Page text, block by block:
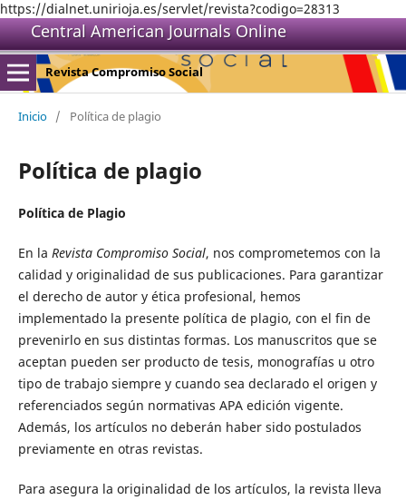
https://dialnet.unirioja.es/servlet/revista?codigo=28313
Central American Journals Online
Revista Compromiso Social
Inicio / Política de plagio
Política de plagio
Política de Plagio
En la Revista Compromiso Social, nos comprometemos con la
calidad y originalidad de sus publicaciones. Para garantizar
el derecho de autor y ética profesional, hemos
implementado la presente política de plagio, con el fin de
prevenirlo en sus distintas formas. Los manuscritos que se
aceptan pueden ser producto de tesis, monografías u otro
tipo de trabajo siempre y cuando sea declarado el origen y
referenciados según normativas APA edición vigente.
Además, los artículos no deberán haber sido postulados
previamente en otras revistas.
Para asegura la originalidad de los artículos, la revista lleva